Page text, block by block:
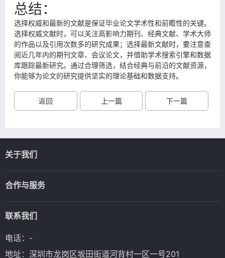
总结：
选择权威和最新的文献是保证毕业论文学术性和前瞻性的关键。
选择权威文献时，可以关注高影响力期刊、经典文献、学术大师
的作品以及引用次数多的研究成果；选择最新文献时，要注意查
阅近几年内的期刊文章、会议论文，并借助学术搜索引擎和数据
库跟踪最新研究。通过合理筛选，结合经典与前沿的文献资源，
你能够为论文的研究提供坚实的理论基础和数据支持。
返回 上一篇 下一篇
关于我们
合作与服务
联系我们
电话：-
地址：深圳市龙岗区坂田街道河背村一区一号201